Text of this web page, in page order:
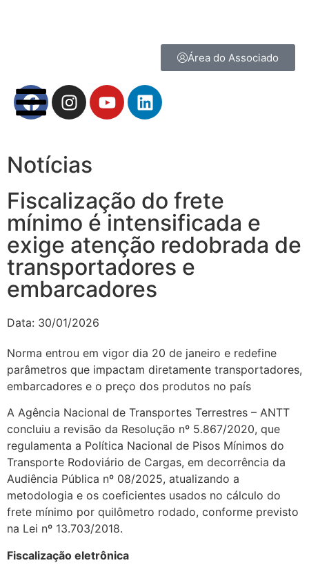
Área do Associado
Notícias
Fiscalização do frete
mínimo é intensificada e
exige atenção redobrada de
transportadores e
embarcadores
Data: 30/01/2026
Norma entrou em vigor dia 20 de janeiro e redefine
parâmetros que impactam diretamente transportadores,
embarcadores e o preço dos produtos no país
A Agência Nacional de Transportes Terrestres – ANTT
concluiu a revisão da Resolução nº 5.867/2020, que
regulamenta a Política Nacional de Pisos Mínimos do
Transporte Rodoviário de Cargas, em decorrência da
Audiência Pública nº 08/2025, atualizando a
metodologia e os coeficientes usados no cálculo do
frete mínimo por quilômetro rodado, conforme previsto
na Lei nº 13.703/2018.
Fiscalização eletrônica